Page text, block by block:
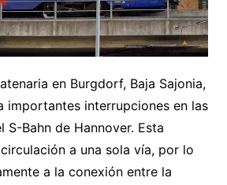
en Burgdorf, Baja Sajonia,
importantes interrupciones en las
S-Bahn de Hannover. Esta
a una sola vía, por lo
a la conexión entre la